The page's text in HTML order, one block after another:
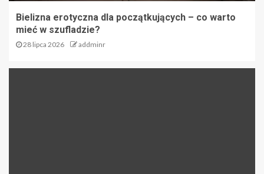
Bielizna erotyczna dla początkujących – co warto
mieć w szufladzie?
28 lipca 2026 addminr